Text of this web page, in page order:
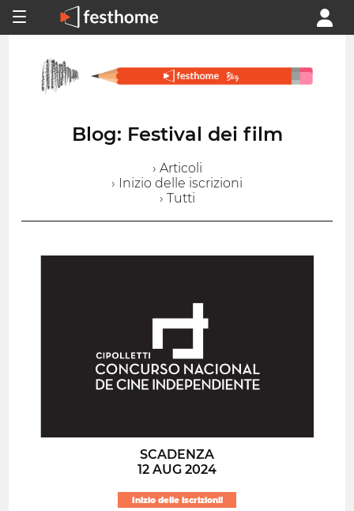
Blog: Festival dei film
› Articoli
› Inizio delle iscrizioni
› Tutti
SCADENZA
12 AUG 2024
Inizio delle iscrizioni!